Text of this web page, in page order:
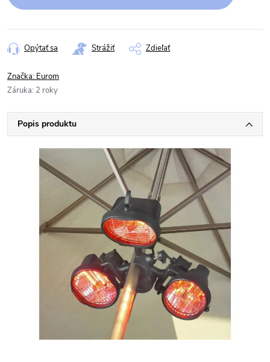
Opýtať sa Strážiť Zdieľať
Značka: Eurom
Záruka: 2 roky
Popis produktu